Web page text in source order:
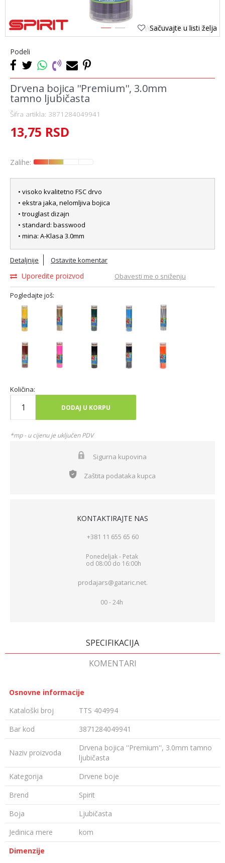
1 2 Sačuvajte u listi želja
Podeli
Drvena bojica ''Premium'', 3.0mm
tamno ljubičasta
Šifra artikla: 3871284049941
13,75 RSD
Zalihe:
• visoko kvalitetno FSC drvo
• ekstra jaka, nelomljiva bojica
• trouglast dizajn
• standard: basswood
• mina: A-Klasa 3.0mm
Detaljnije Ostavite komentar
Uporedite proizvod Obavesti me o sniženju
Pogledajte još:
Količina:
DODAJ U KORPU
*mp - u cijenu je uključen PDV
Sigurna kupovina
Zaštita podataka kupca
KONTAKTIRAJTE NAS
+381 11 655 65 60
Ponedeljak - Petak
od 08:00 do 16:00h
prodajars@gataric.net.
00 - 24h
SPECIFIKACIJA
KOMENTARI
Osnovne informacije
Kataloški broj
TTS 404994
Bar kod
3871284049941
Naziv proizvoda
Drvena bojica ''Premium'', 3.0mm tamno
ljubičasta
Kategorija
Drvene boje
Brend
Spirit
Boja
Ljubičasta
Jedinica mere
kom
Dimenzije